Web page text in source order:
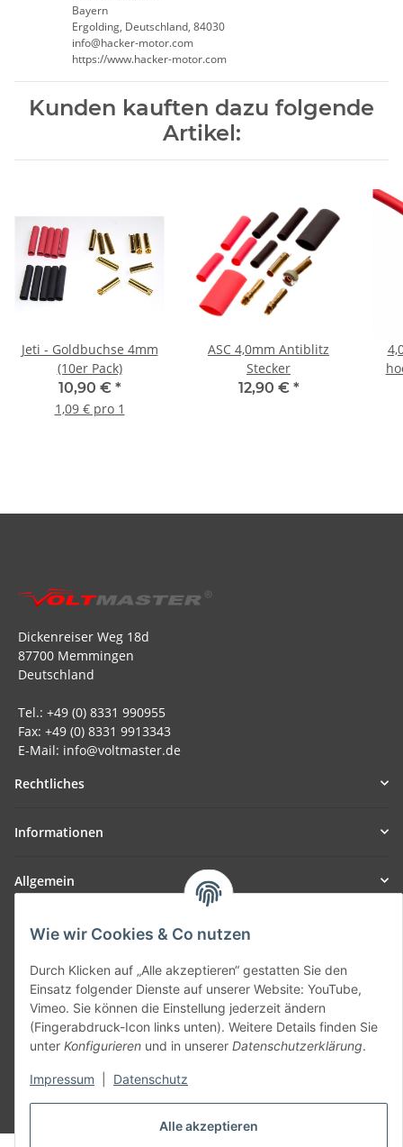
Alle akzeptieren
Wie wir Cookies & Co nutzen
Durch Klicken auf „Alle akzeptieren“ gestatten Sie den
Einsatz folgender Dienste auf unserer Website: YouTube,
Vimeo. Sie können die Einstellung jederzeit ändern
(Fingerabdruck-Icon links unten). Weitere Details finden Sie
unter Konfigurieren und in unserer Datenschutzerklärung.
Impressum Datenschutz
Bayern
Ergolding, Deutschland, 84030
info@hacker-motor.com
https://www.hacker-motor.com
Kunden kauften dazu folgende
Artikel:
Jeti - Goldbuchse 4mm
(10er Pack)
10,90 € *
1,09 € pro 1
ASC 4,0mm Antiblitz
Stecker
12,90 € *
Dickenreiser Weg 18d
87700 Memmingen
Deutschland
Tel.: +49 (0) 8331 990955
Fax: +49 (0) 8331 9913343
E-Mail: info@voltmaster.de
Rechtliches
Informationen
Allgemein
Teil unseres Netzwerks:
Vertrag widerrufen